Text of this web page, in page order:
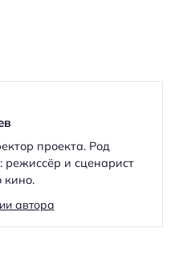
проекта. Род
режиссёр и сценарист
кино.
автора